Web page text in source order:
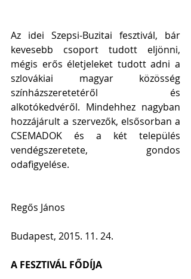
Az idei Szepsi-Buzitai fesztivál, bár
kevesebb csoport tudott eljönni,
mégis erős életjeleket tudott adni a
szlovákiai magyar közösség
színházszeretetéről és
alkotókedvéről. Mindehhez nagyban
hozzájárult a szervezők, elsősorban a
CSEMADOK és a két település
vendégszeretete, gondos
odafigyelése.
Regős János
Budapest, 2015. 11. 24.
A FESZTIVÁL FŐDÍJA